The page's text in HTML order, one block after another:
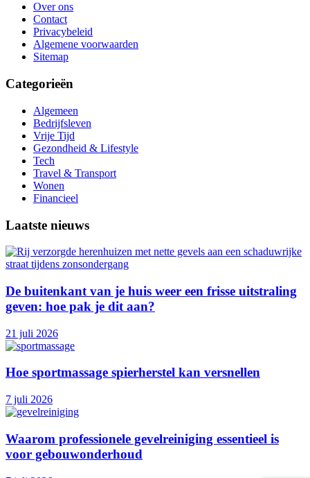
Over ons
Contact
Privacybeleid
Algemene voorwaarden
Sitemap
Categorieën
Algemeen
Bedrijfsleven
Vrije Tijd
Gezondheid & Lifestyle
Tech
Travel & Transport
Wonen
Financieel
Laatste nieuws
De buitenkant van je huis weer een frisse uitstraling
geven: hoe pak je dit aan?
21 juli 2026
Hoe sportmassage spierherstel kan versnellen
7 juli 2026
Waarom professionele gevelreiniging essentieel is
voor gebouwonderhoud